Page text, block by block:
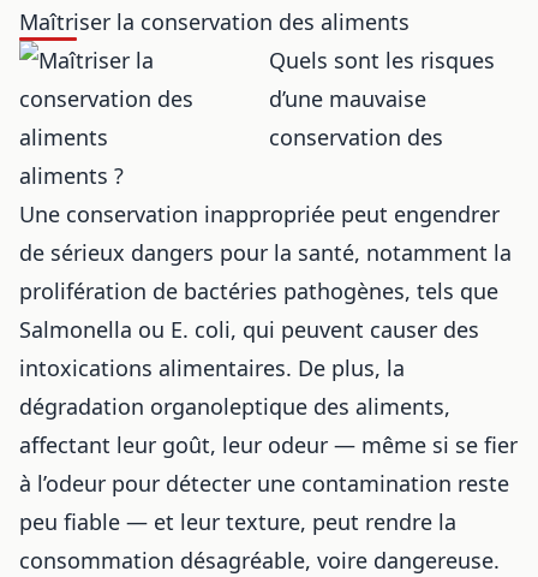
Maîtriser la conservation des aliments
Quels sont les risques
d’une mauvaise
conservation des
aliments ?
Une conservation inappropriée peut engendrer
de sérieux dangers pour la santé, notamment la
prolifération de bactéries pathogènes, tels que
Salmonella ou E. coli, qui peuvent causer des
intoxications alimentaires. De plus, la
dégradation organoleptique des aliments,
affectant leur goût, leur odeur — même si se fier
à l’odeur pour détecter une contamination reste
peu fiable — et leur texture, peut rendre la
consommation désagréable, voire dangereuse.